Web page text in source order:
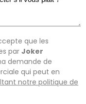
que les
parJoker
demande de
qui peut en
notre politique de